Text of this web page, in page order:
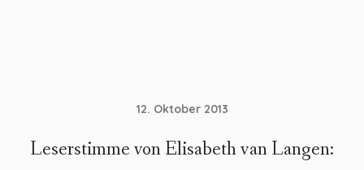
12. Oktober 2013
Leserstimme von Elisabeth van Langen: